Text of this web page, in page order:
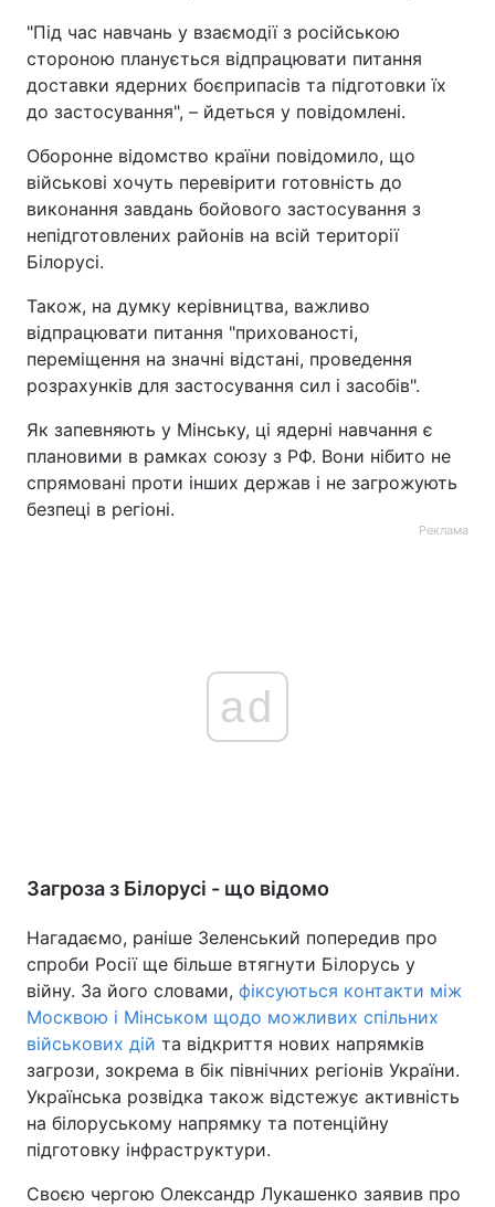
"Під час навчань у взаємодії з російською
стороною планується відпрацювати питання
доставки ядерних боєприпасів та підготовки їх
до застосування", – йдеться у повідомлені.
Оборонне відомство країни повідомило, що
військові хочуть перевірити готовність до
виконання завдань бойового застосування з
непідготовлених районів на всій території
Білорусі.
Також, на думку керівництва, важливо
відпрацювати питання "прихованості,
переміщення на значні відстані, проведення
розрахунків для застосування сил і засобів".
Як запевняють у Мінську, ці ядерні навчання є
плановими в рамках союзу з РФ. Вони нібито не
спрямовані проти інших держав і не загрожують
безпеці в регіоні.
Реклама
ad
Загроза з Білорусі - що відомо
Нагадаємо, раніше Зеленський попередив про
спроби Росії ще більше втягнути Білорусь у
війну. За його словами, фіксуються контакти між
Москвою і Мінськом щодо можливих спільних
військових дій та відкриття нових напрямків
загрози, зокрема в бік північних регіонів України.
Українська розвідка також відстежує активність
на білоруському напрямку та потенційну
підготовку інфраструктури.
Своєю чергою Олександр Лукашенко заявив про